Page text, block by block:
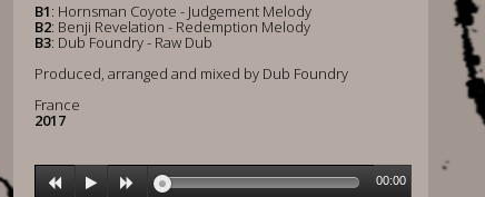
B1: Hornsman Coyote - Judgement Melody
B2: Benji Revelation - Redemption Melody
B3: Dub Foundry - Raw Dub
Produced, arranged and mixed by Dub Foundry
France
2017
00:00